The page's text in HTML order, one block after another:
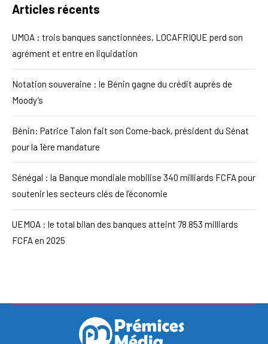
Articles récents
UMOA : trois banques sanctionnées, LOCAFRIQUE perd son
agrément et entre en liquidation
Notation souveraine : le Bénin gagne du crédit auprès de
Moody’s
Bénin: Patrice Talon fait son Come-back, président du Sénat
pour la 1ère mandature
Sénégal : la Banque mondiale mobilise 340 milliards FCFA pour
soutenir les secteurs clés de l’économie
UEMOA : le total bilan des banques atteint 78 853 milliards
FCFA en 2025